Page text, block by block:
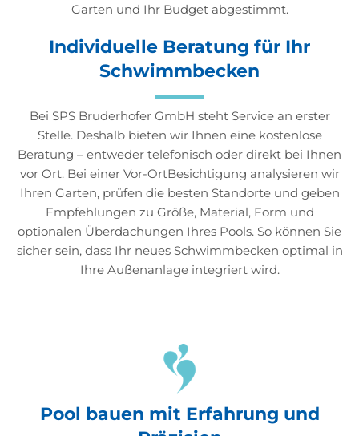
Garten und Ihr Budget abgestimmt.
Individuelle Beratung für Ihr
Schwimmbecken
Bei SPS Bruderhofer GmbH steht Service an erster
Stelle. Deshalb bieten wir Ihnen eine kostenlose
Beratung – entweder telefonisch oder direkt bei Ihnen
vor Ort. Bei einer Vor-OrtBesichtigung analysieren wir
Ihren Garten, prüfen die besten Standorte und geben
Empfehlungen zu Größe, Material, Form und
optionalen Überdachungen Ihres Pools. So können Sie
sicher sein, dass Ihr neues Schwimmbecken optimal in
Ihre Außenanlage integriert wird.
Pool bauen mit Erfahrung und